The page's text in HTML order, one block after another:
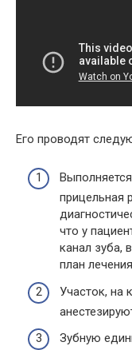
Его проводят
прицельная
что у
канал зуба,
план
Участок, на
Зубную